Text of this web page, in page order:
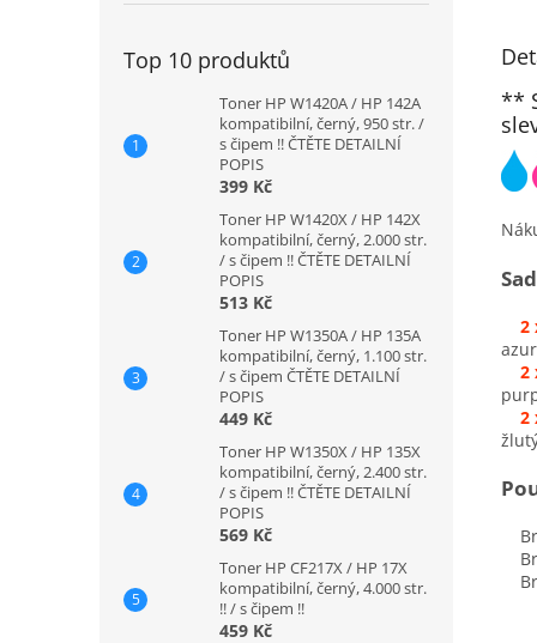
Top 10 produktů
Toner HP W1420A / HP 142A
kompatibilní, černý, 950 str. /
s čipem !! ČTĚTE DETAILNÍ
POPIS
399 Kč
Toner HP W1420X / HP 142X
kompatibilní, černý, 2.000 str.
/ s čipem !! ČTĚTE DETAILNÍ
POPIS
513 Kč
Toner HP W1350A / HP 135A
kompatibilní, černý, 1.100 str.
/ s čipem ČTĚTE DETAILNÍ
POPIS
449 Kč
Toner HP W1350X / HP 135X
kompatibilní, černý, 2.400 str.
/ s čipem !! ČTĚTE DETAILNÍ
POPIS
569 Kč
Toner HP CF217X / HP 17X
kompatibilní, černý, 4.000 str.
!! / s čipem !!
459 Kč
**
2
2
2